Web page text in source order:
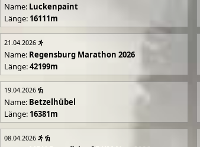
Name: Luckenpaint
Länge: 16111m
21.04.2026
Name: Regensburg Marathon 2026
Länge:42199m
19.04.2026
Name: Betzelhübel
Länge: 16381m
08.04.2026